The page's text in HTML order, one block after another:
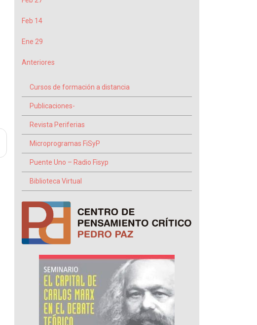
Feb 14
Ene 29
Anteriores
Cursos de formación a distancia
Publicaciones-
Revista Periferias
Microprogramas FiSyP
Puente Uno – Radio Fisyp
Biblioteca Virtual